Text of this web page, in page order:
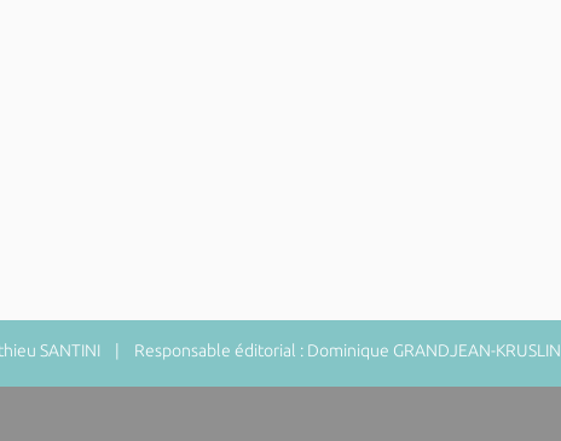
SANTINI | Responsable éditorial : Dominique GRANDJEAN-KRUSLIN